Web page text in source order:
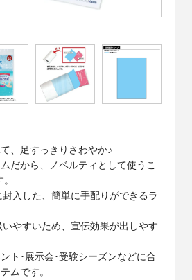
、足すっきりさわやか♪
だから、ノベルティとして使うこ
入した、簡単に手配りができるラ
やすいため、宣伝効果が出しやす
ト･展示会･受験シーズンなどに合
ムです。